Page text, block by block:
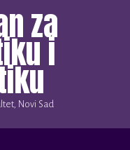
za
i
Novi Sad